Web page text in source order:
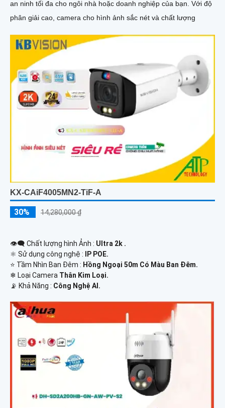
an ninh tối đa cho ngôi nhà hoặc doanh nghiệp của bạn. Với độ
phân giải cao, camera cho hình ảnh sắc nét và chất lượng
KX-CAiF4005MN2-TiF-A
30% 14,280,000 ₫
👁️‍🗨 Chất lượng hình Ảnh : Ultra 2k .
⚛️ Sử dụng công nghệ :
IP POE.
⭐ Tầm Nhìn Ban Đêm : Hồng Ngoại 50m Có Màu Ban Đêm.
❄ Loại Camera Thân Kim Loại.
️📡 Khả Năng : Công Nghệ AI.